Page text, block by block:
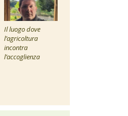
Il luogo dove
l’agricoltura
incontra
l’accoglienza